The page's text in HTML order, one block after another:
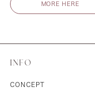
MORE HERE
INFO
CONCEPT